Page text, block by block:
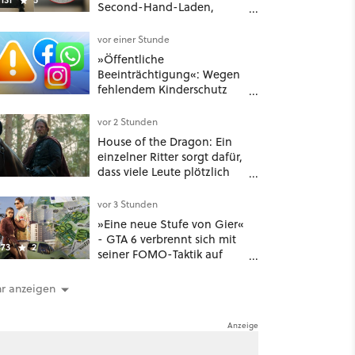
Second-Hand-Laden,
schon hat er seine erste
funktionierende PlayStation
[Best of GameStar]
vor einer Stunde
»Öffentliche
Beeinträchtigung«: Wegen
fehlendem Kinderschutz
567 Millionen US-Dollar
zahlen
vor 2 Stunden
House of the Dragon: Ein
einzelner Ritter sorgt dafür,
dass viele Leute plötzlich
umstrittensten Häuser von
Game of Thrones denken
2
vor 3 Stunden
»Eine neue Stufe von Gier«
- GTA 6 verbrennt sich mit
seiner FOMO-Taktik auf
anzeigen